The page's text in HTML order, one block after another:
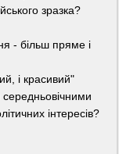
зразка?
- більш пряме і
і красивий"
середньовічними
інтересів?